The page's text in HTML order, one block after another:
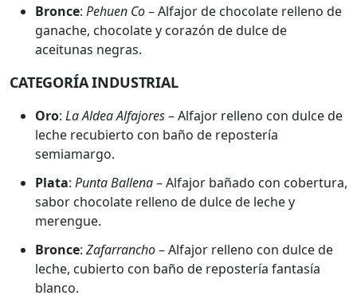
Bronce: Pehuen Co– Alfajor de chocolate relleno de
ganache, chocolate y corazón de dulce de
aceitunas negras.
CATEGORÍA INDUSTRIAL
Oro: La Aldea Alfajores– Alfajor relleno con dulce de
leche recubierto con baño de repostería
semiamargo.
Plata: Punta Ballena– Alfajor bañado con cobertura,
sabor chocolate relleno de dulce de leche y
merengue.
Bronce: Zafarrancho– Alfajor relleno con dulce de
leche, cubierto con baño de repostería fantasía
blanco.